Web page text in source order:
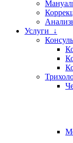
Услуги ↓